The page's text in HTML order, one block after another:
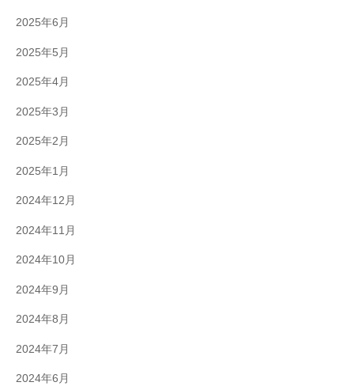
2025年6月
2025年5月
2025年4月
2025年3月
2025年2月
2025年1月
2024年12月
2024年11月
2024年10月
2024年9月
2024年8月
2024年7月
2024年6月